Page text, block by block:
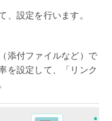
、設定を行います。
添付ファイルなど）で
を設定して、「リンク